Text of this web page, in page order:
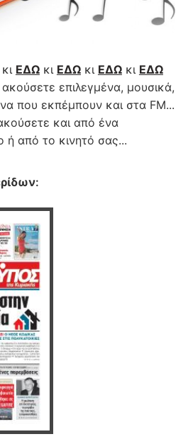
ΕΔΩκι ΕΔΩκι ΕΔΩκι ΕΔΩ
επιλεγμένα, μουσικά,
που εκπέμπουν και στα FM...
και από ένα
ή από το κινητό σας...
: